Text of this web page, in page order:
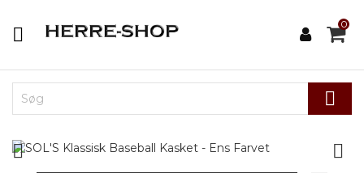

0

 